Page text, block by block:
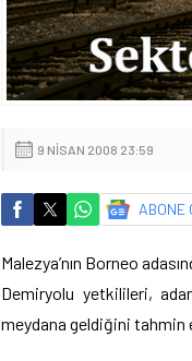
9 NISAN 2008 23:59
ABONE
Malezya’nın Borneo
Demiryolu yetkilileri,
meydana geldiğini